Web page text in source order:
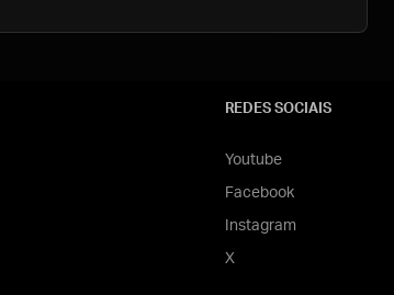
REDES SOCIAIS
Youtube
Facebook
Instagram
X